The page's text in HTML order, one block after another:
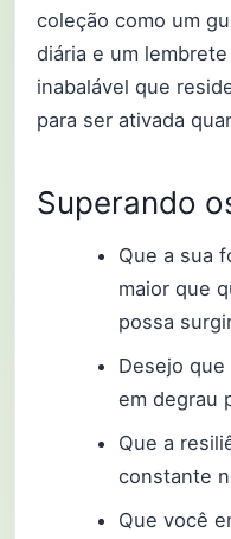
coleção como um
diária e um
inabalável que
para ser ativada
Superando
Que a sua
maior que
possa
Desejo
em degrau
Que a
constante
Que você